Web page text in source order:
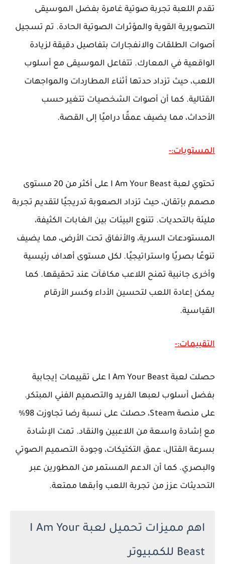
تقدم اللعبة تجربة صوتية غامرة بفضل الموسيقى
التصويرية القوية والمؤثرات الصوتية الحادة. تم تسجيل
أصوات الطلقات والانفجارات بتفاصيل دقيقة لزيادة
الواقعية في المعارك. تتفاعل الموسيقى مع أسلوب
اللعب، حيث تزداد حدتها أثناء المطاردات والمواجهات
القتالية. كما أن أصوات الشخصيات تتغير حسب
الأحداث، مما يضيف عمقًا دراميًا إلى القصة.
المستويات:-
تحتوي لعبة I Am Your Beast على أكثر من 20 مستوى
مصمم بإتقان، حيث تزداد الصعوبة تدريجيًا لتقديم تجربة
مليئة بالتحديات. تتنوع البيئات بين الغابات الكثيفة،
المستودعات السرية، والأنفاق تحت الأرض، مما يضيف
تنوعًا بصريًا واستراتيجيًا. لكل مستوى أهداف رئيسية
وأخرى جانبية تمنح اللاعب مكافآت عند تحقيقها. كما
يمكن إعادة اللعب لتحسين الأداء وكسر الأرقام
القياسية.
التقييمات:-
حصلت لعبة I Am Your Beast على تقييمات إيجابية
بفضل أسلوب لعبها الفريد والتصميم الفني المبتكر.
على منصة Steam، حصلت على نسبة رضا تجاوزت 98%
مع إشادة واسعة من اللاعبين والنقاد. تمت الإشادة
بسرعة القتال، عمق التكتيكات، وجودة التصميم الصوتي
والبصري. كما أن الدعم المستمر من المطورين عبر
التحديثات عزز من تجربة اللعب وأبقها ممتعة.
اهم مميزات تحميل لعبة I Am Your
Beast للكمبيوتر